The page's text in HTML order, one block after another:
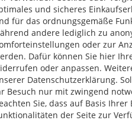
sich eine schluchtartig in
diesem Grunde hat das
von Geologie, Böden und
und sicheres
für das ordnungsgemäße
andere lediglich zu
oder zur
Dafür können Sie hier
oder anpassen.
Datenschutzerklärung.
Besuch nur mit zwingend
Sie, dass auf Basis
der Seite zur